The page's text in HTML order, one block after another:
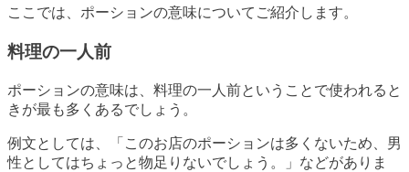
ここでは、ポーションの意味についてご紹介します。
料理の一人前
ポーションの意味は、料理の一人前ということで使われると
きが最も多くあるでしょう。
例文としては、「このお店のポーションは多くないため、男
性としてはちょっと物足りないでしょう。」などがありま